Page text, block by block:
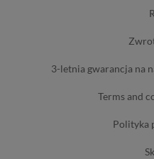
3-letnia gwarancja na
terms and